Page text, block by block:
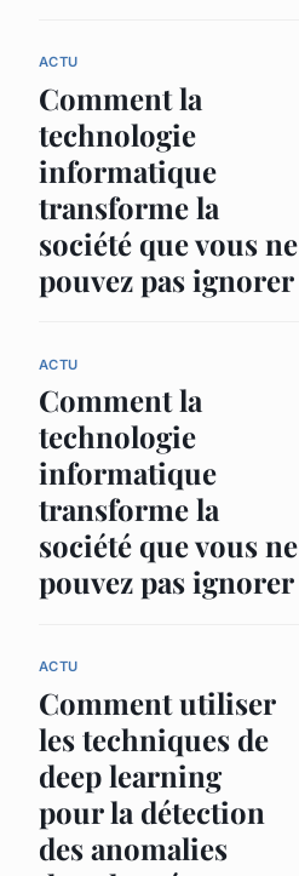
ACTU
Comment la
technologie
informatique
transforme la
société que vous ne
pouvez pas ignorer
ACTU
Comment la
technologie
informatique
transforme la
société que vous ne
pouvez pas ignorer
ACTU
Comment utiliser
les techniques de
deep learning
pour la détection
des anomalies